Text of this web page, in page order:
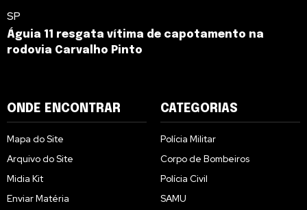
SP
Águia 11 resgata vítima de capotamento na
rodovia Carvalho Pinto
ONDE ENCONTRAR
Mapa do Site
Arquivo do Site
Midia Kit
Enviar Matéria
CATEGORIAS
Polícia Militar
Corpo de Bombeiros
Polícia Civil
SAMU